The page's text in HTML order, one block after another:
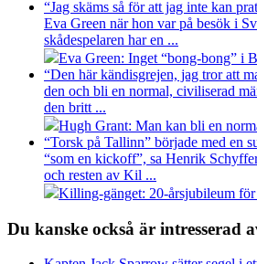
“Jag skäms så för att jag inte kan
Eva Green när hon var på besök i
skådespelaren har en ...
Eva Green: Inget “bong-bong” i
“Den här kändisgrejen, jag tror att
den och bli en normal, civiliserad
den britt ...
Hugh Grant: Man kan bli en
“Torsk på Tallinn” började med en
“som en kickoff”, sa Henrik
och resten av Kil ...
Killing-gänget: 20-årsjubileum
Du kanske också är intresserad